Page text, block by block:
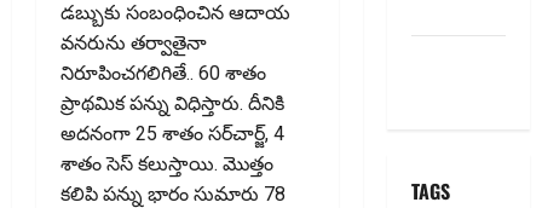
డబ్బుకు సంబంధించిన ఆదాయ
వనరును తర్వాతైనా
నిరూపించగలిగితే.. 60 శాతం
ప్రాథమిక పన్ను విధిస్తారు. దీనికి
అదనంగా 25 శాతం సర్‌చార్జ్, 4
శాతం సెస్ కలుస్తాయి. మొత్తం
కలిపి పన్ను భారం సుమారు 78
TAGS